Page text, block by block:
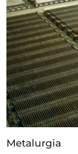
Metalurgia